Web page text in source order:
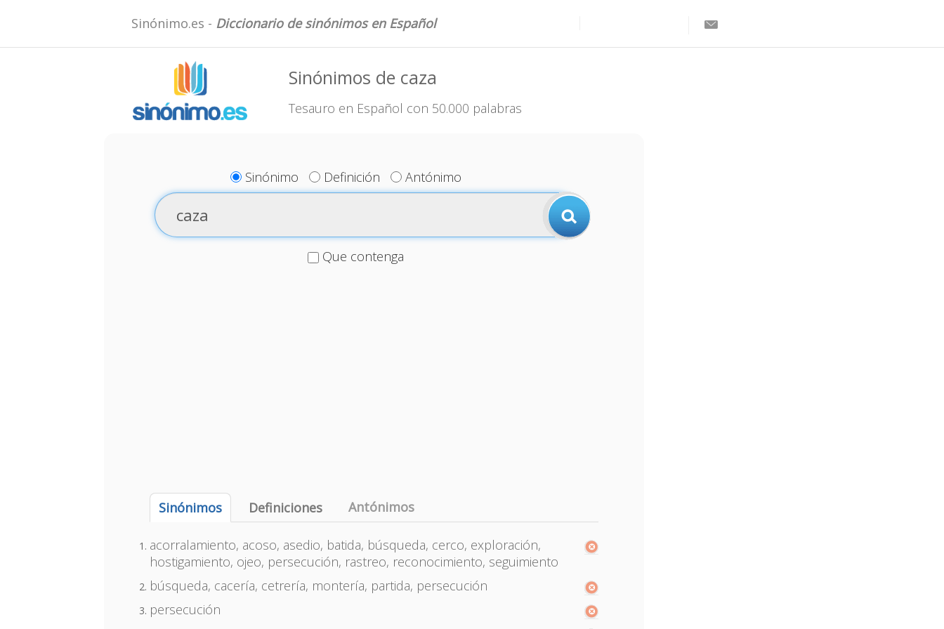
Sinónimo.es - Diccionario de sinónimos en Español
Sinónimos de caza
Tesauro en Español con 50.000 palabras
Sinónimo Definición Antónimo
Que contenga
Sinónimos Definiciones Antónimos
acorralamiento, acoso, asedio, batida, búsqueda, cerco, exploración,
hostigamiento, ojeo, persecución, rastreo, reconocimiento, seguimiento
búsqueda, cacería, cetrería, montería, partida, persecución
persecución